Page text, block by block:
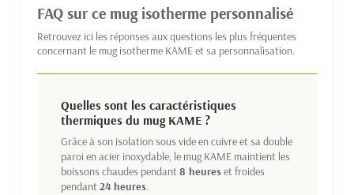
FAQ sur ce mug isotherme personnalisé
Retrouvez ici les réponses aux questions les plus fréquentes
concernant le mug isotherme KAME et sa personnalisation.
Quelles sont les caractéristiques
thermiques du mug KAME ?
Grâce à son isolation sous vide en cuivre et sa double
paroi en acier inoxydable, le mug KAME maintient les
boissons chaudes pendant 8 heureset froides
pendant 24 heures.